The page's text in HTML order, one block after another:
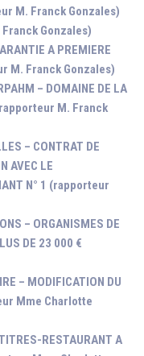
M. Franck Gonzales)
Gonzales)
A PREMIERE
M. Franck Gonzales)
– DOMAINE DE LA
M. Franck
– CONTRAT DE
AVEC LE
N° 1 (rapporteur
– ORGANISMES DE
DE 23 000 €
– MODIFICATION DU
Mme Charlotte
RESTAURANT A